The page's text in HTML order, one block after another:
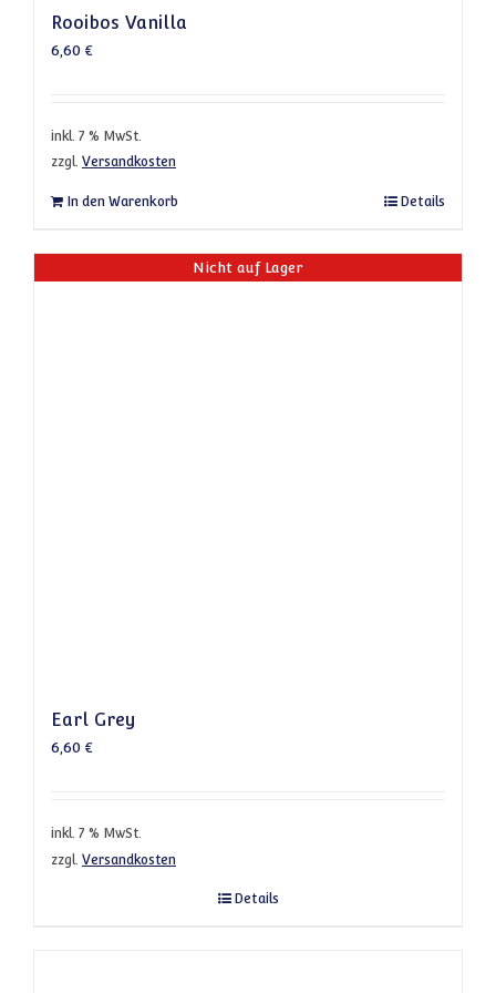
Rooibos Vanilla
6,60 €
inkl. 7 % MwSt.
zzgl. Versandkosten
In den Warenkorb Details
Nicht auf Lager
Earl Grey
6,60 €
inkl. 7 % MwSt.
zzgl. Versandkosten
Details